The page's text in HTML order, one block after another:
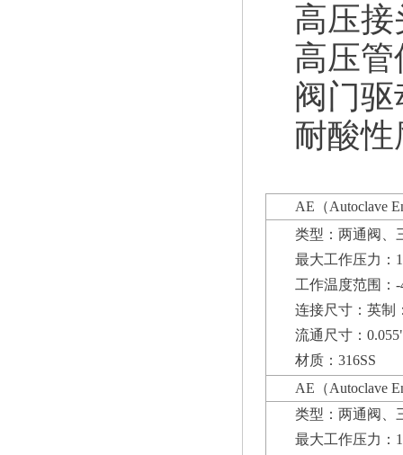
高压接
高压管
阀门驱
耐酸性
AE（Autoclave
类型：两通阀、
最大工作压力：
工作温度范围：
连接尺寸：英制
流通尺寸：
材质：316SS
AE（Autoclave
类型：两通阀、
最大工作压力：